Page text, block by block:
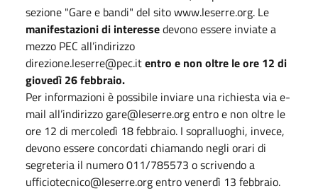
sezione "Gare e bandi" del sito www.leserre.org. Le
manifestazioni di interessedevono essere inviate a
mezzo PEC all’indirizzo
direzione.leserre@pec.itentro e non oltre le ore 12 di
giovedì 26 febbraio.
Per informazioni è possibile inviare una richiesta via e-
mail all’indirizzo gare@leserre.org entro e non oltre le
ore 12 di mercoledì 18 febbraio. I sopralluoghi, invece,
devono essere concordati chiamando negli orari di
segreteria il numero 011/785573 o scrivendo a
ufficiotecnico@leserre.org entro venerdì 13 febbraio.